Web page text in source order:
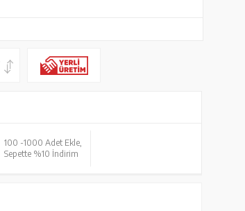
100 -1000 Adet Ekle,
Sepette %10 İndirim